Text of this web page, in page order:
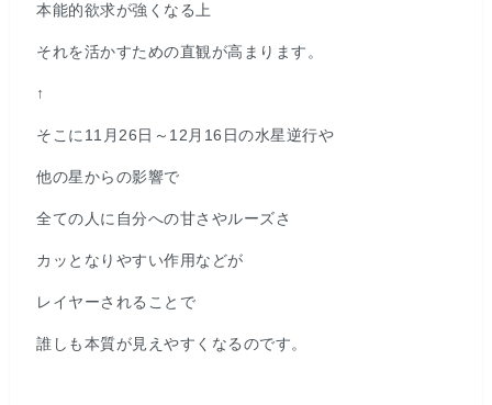
本能的欲求が強くなる上
それを活かすための直観が高まります。
↑
そこに11月26日～12月16日の水星逆行や
他の星からの影響で
全ての人に自分への甘さやルーズさ
カッとなりやすい作用などが
レイヤーされることで
誰しも本質が見えやすくなるのです。